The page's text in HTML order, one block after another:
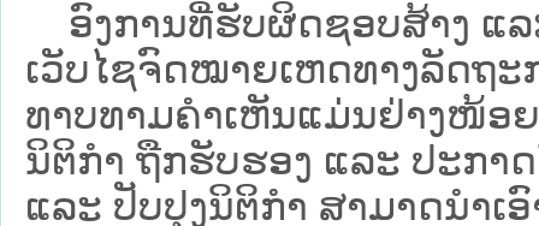
ອົງການທີ່ຮັບຜິດຊອບສ້າງ ແລ
ເວັບ​ໄຊຈົດໝາຍເຫດທາງລັດຖະ
ທາບທາມຄໍາເຫັນແມ່ນຢ່າງໜ້ອ
ນິຕິກໍາ ຖືກຮັບຮອງ ແລະ ປະກາ
ແລະ ປັບປຸງນິຕິກໍາ ສາມາດນຳເ